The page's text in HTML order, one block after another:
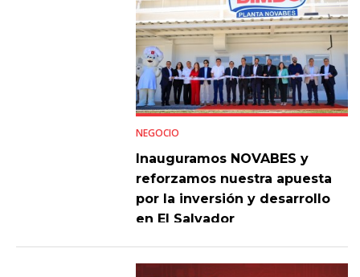
NEGOCIO
Inauguramos NOVABES y
reforzamos nuestra apuesta
por la inversión y desarrollo
en El Salvador